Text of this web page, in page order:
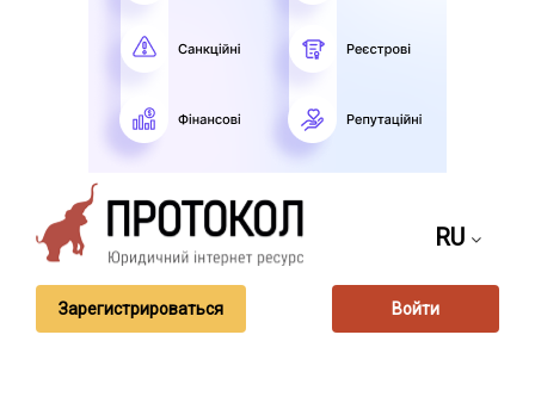
RU
Зарегистрироваться Войти